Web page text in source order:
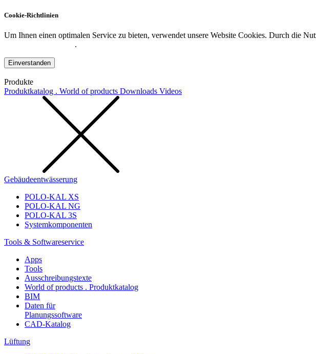
Cookie-Richtlinien
Um Ihnen einen optimalen Service zu bieten, verwendet unsere Website Cookies. Durch die
.
Einverstanden
Produkte
Produktkatalog . World of products Downloads Videos
Gebäudeentwässerung
POLO-KAL XS
POLO-KAL NG
POLO-KAL 3S
Systemkomponenten
Tools & Softwareservice
Apps
Tools
Ausschreibungstexte
World of products . Produktkatalog
BIM
Daten für
Planungssoftware
CAD-Katalog
Lüftung